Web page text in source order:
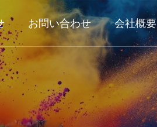
お問い合わせ 会社概要